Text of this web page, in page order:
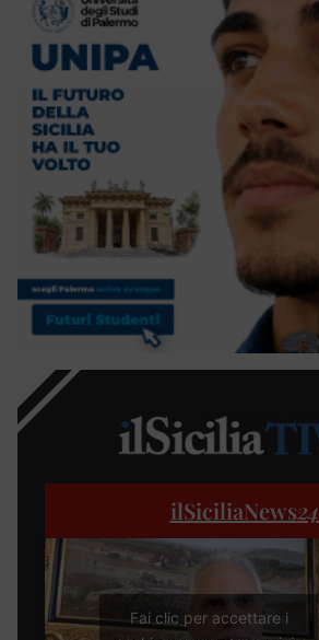
ilSiciliaNews24
Fai clic per accettare i